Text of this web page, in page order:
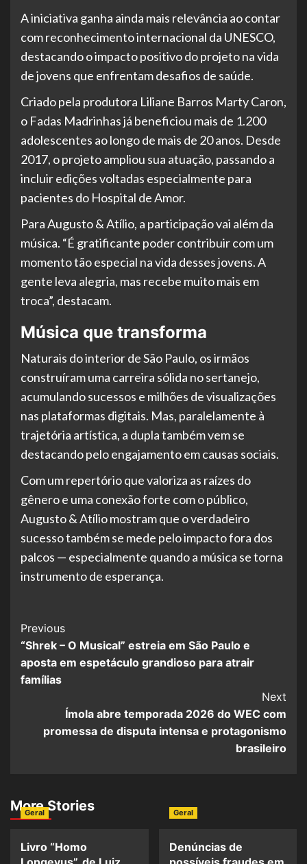
A iniciativa ganha ainda mais relevância ao contar
com reconhecimento internacional da UNESCO,
destacando o impacto positivo do projeto na vida
de jovens que enfrentam desafios de saúde.
Criado pela produtora Liliane Barros Marty Caron,
o Fadas Madrinhas já beneficiou mais de 1.200
adolescentes ao longo de mais de 20 anos. Desde
2017, o projeto ampliou sua atuação, passando a
incluir edições voltadas especialmente para
pacientes do Hospital de Amor.
Para Augusto & Atílio, a participação vai além da
música. “É gratificante poder contribuir com um
momento tão especial na vida desses jovens. A
gente leva alegria, mas recebe muito mais em
troca”, destacam.
Música que transforma
Naturais do interior de São Paulo, os irmãos
construíram uma carreira sólida no sertanejo,
acumulando sucessos e milhões de visualizações
nas plataformas digitais. Mas, paralelamente à
trajetória artística, a dupla também vem se
destacando pelo engajamento em causas sociais.
Com um repertório que valoriza as raízes do
gênero e uma conexão forte com o público,
Augusto & Atílio mostram que o verdadeiro
sucesso também se mede pelo impacto fora dos
palcos — especialmente quando a música se torna
instrumento de esperança.
Post
Navigation
Previous
“Shrek – O Musical” estreia em São Paulo e
aposta em espetáculo grandioso para atrair
famílias
Next
Ímola abre temporada 2026 do WEC com
promessa de disputa intensa e protagonismo
brasileiro
More Stories
Geral
Livro “Homo
Geral
Denúncias de